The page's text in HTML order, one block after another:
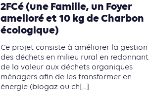
2FCé (une Famille, un Foyer
amelioré et 10 kg de Charbon
écologique)
Ce projet consiste à améliorer la gestion
des déchets en milieu rural en redonnant
de la valeur aux déchets organiques
ménagers afin de les transformer en
énergie (biogaz ou ch[...]